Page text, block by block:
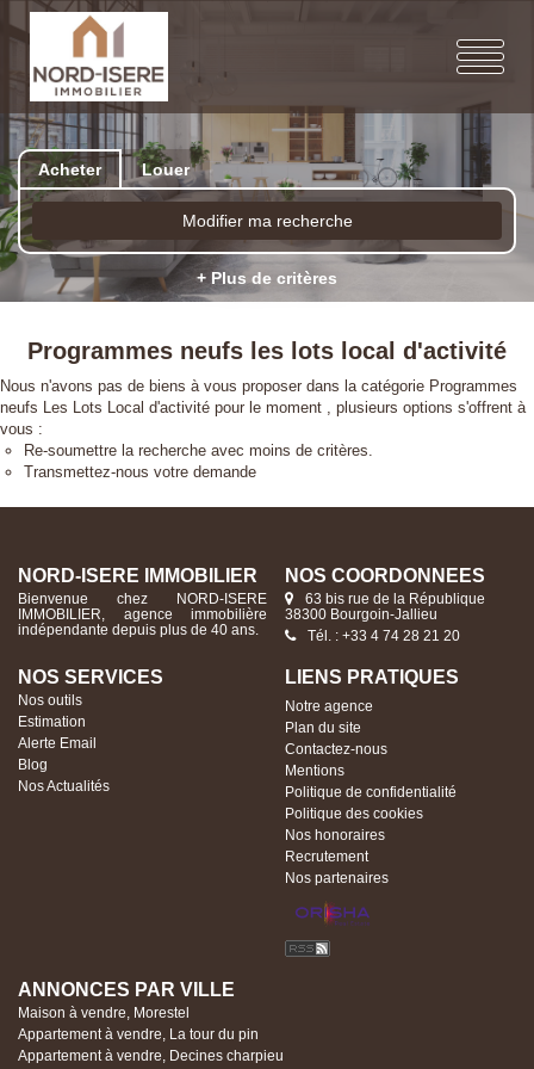
Acheter Louer
Modifier ma recherche
+ Plus de critères
Programmes neufs les lots local d'activité
Nous n'avons pas de biens à vous proposer dans la catégorie Programmes
neufs Les Lots Local d'activité pour le moment , plusieurs options s'offrent à
vous :
Re-soumettre la recherche avec moins de critères.
Transmettez-nous votre demande
NORD-ISERE IMMOBILIER
Bienvenue chez NORD-ISERE
IMMOBILIER, agence immobilière
indépendante depuis plus de 40 ans.
NOS COORDONNÉES
63 bis rue de la République
38300 Bourgoin-Jallieu
Tél. : +33 4 74 28 21 20
NOS SERVICES
Nos outils
Estimation
Alerte Email
Blog
Nos Actualités
LIENS PRATIQUES
Notre agence
Plan du site
Contactez-nous
Mentions
Politique de confidentialité
Politique des cookies
Nos honoraires
Recrutement
Nos partenaires
ANNONCES PAR VILLE
Maison à vendre, Morestel
Appartement à vendre, La tour du pin
Appartement à vendre, Decines charpieu